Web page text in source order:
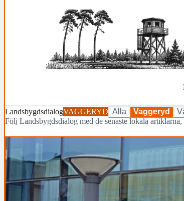
LandsbygdsdialogVAGGERYD Alla Vaggeryd
Följ Landsbygdsdialog med de senaste lokala